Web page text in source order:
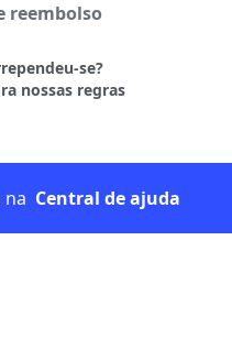
reembolso
se?
nossas regras
na Central de ajuda